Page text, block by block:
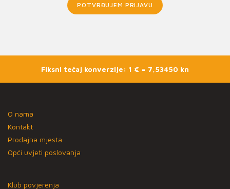
POTVRĐUJEM PRIJAVU
Fiksni tečaj konverzije: 1 € = 7,53450 kn
O nama
Kontakt
Prodajna mjesta
Opći uvjeti poslovanja
Klub povjerenja